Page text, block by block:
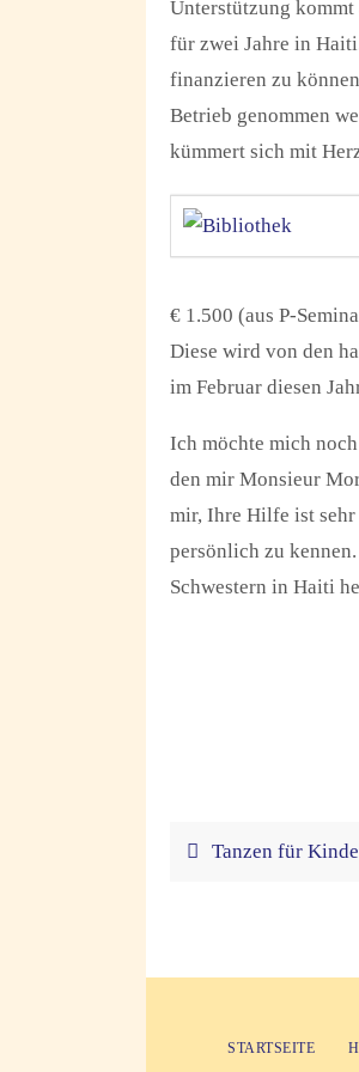
Unterstützung
für zwei Jahre in
finanzieren zu
Betrieb genommen
kümmert sich mit
€ 1.500 (aus P-
Diese wird von den
im Februar diesen
Ich möchte mich
den mir Monsieur
mir, Ihre Hilfe ist sehr
persönlich zu
Schwestern in Haiti
Tanzen für
STARTSEITE